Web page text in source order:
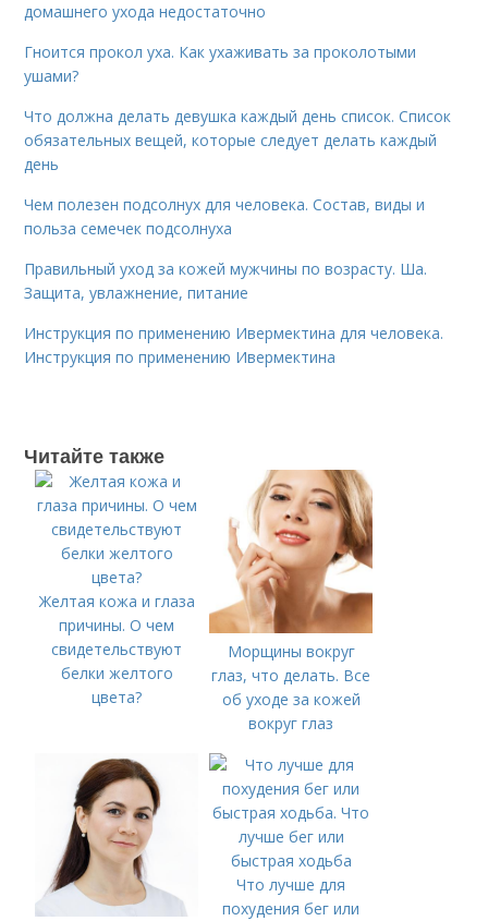
домашнего ухода недостаточно
Гноится прокол уха. Как ухаживать за проколотыми
ушами?
Что должна делать девушка каждый день список. Список
обязательных вещей, которые следует делать каждый
день
Чем полезен подсолнух для человека. Состав, виды и
польза семечек подсолнуха
Правильный уход за кожей мужчины по возрасту. Ша.
Защита, увлажнение, питание
Инструкция по применению Ивермектина для человека.
Инструкция по применению Ивермектина
Читайте также
Желтая кожа и глаза
причины. О чем
свидетельствуют
белки желтого
цвета?
Морщины вокруг
глаз, что делать. Все
об уходе за кожей
вокруг глаз
Что лучше для
похудения бег или